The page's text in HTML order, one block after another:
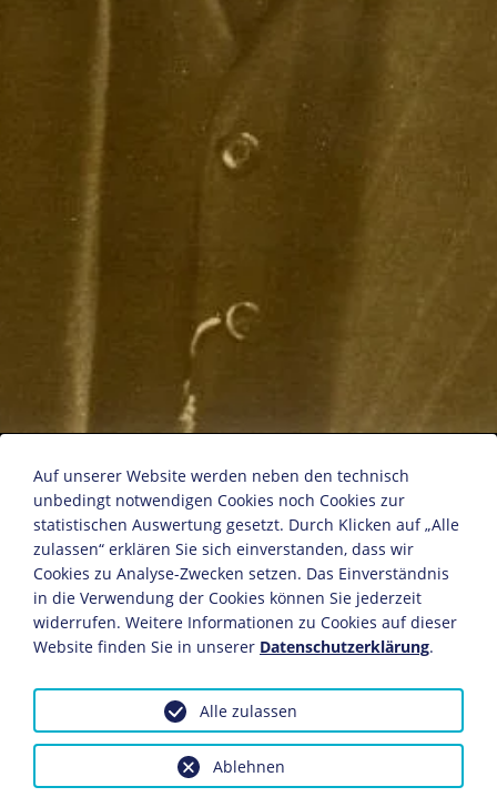
Karl Kautsky
Postkarte
Berliner Illustrations-Gesellschaft (B.I.G.)
Neue Photographische Gesellschaft
13,7 x 8,6 cm
Bildnachweis: Deutsches Historisches Museum,
Berlin
Inv.-Nr.: PK 2004/848
Dieses Objekt ist eingebunden in folgende LeMO-Seite:
Biografie Karl Kautsky
Auf unserer Website werden neben den technisch
unbedingt notwendigen Cookies noch Cookies zur
statistischen Auswertung gesetzt. Durch Klicken auf „Alle
zulassen“ erklären Sie sich einverstanden, dass wir
Cookies zu Analyse-Zwecken setzen. Das Einverständnis
in die Verwendung der Cookies können Sie jederzeit
widerrufen. Weitere Informationen zu Cookies auf dieser
Website finden Sie in unserer Datenschutzerklärung.
Ablehnen
Alle zulassen